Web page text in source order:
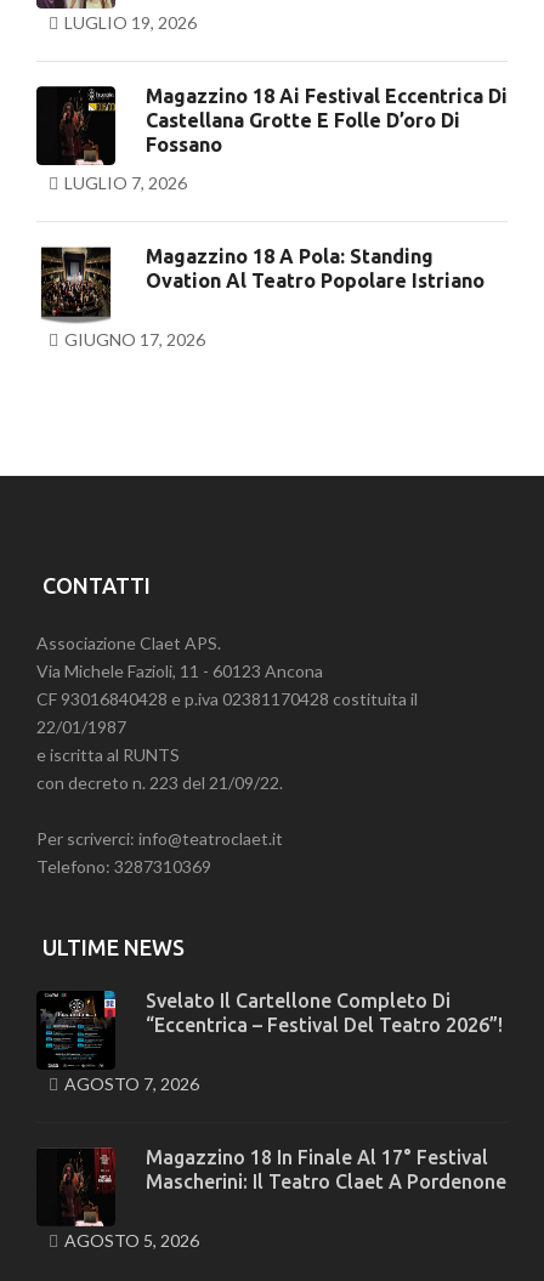
LUGLIO 19, 2026
Magazzino 18 Ai Festival Eccentrica Di
Castellana Grotte E Folle D’oro Di
Fossano
LUGLIO 7, 2026
Magazzino 18 A Pola: Standing
Ovation Al Teatro Popolare Istriano
GIUGNO 17, 2026
CONTATTI
Associazione Claet APS.
Via Michele Fazioli, 11 - 60123 Ancona
CF 93016840428 e p.iva 02381170428 costituita il
22/01/1987
e iscritta al RUNTS
con decreto n. 223 del 21/09/22.
Per scriverci: info@teatroclaet.it
Telefono: 3287310369
ULTIME NEWS
Svelato Il Cartellone Completo Di
“Eccentrica – Festival Del Teatro 2026”!
AGOSTO 7, 2026
Magazzino 18 In Finale Al 17° Festival
Mascherini: Il Teatro Claet A Pordenone
AGOSTO 5, 2026